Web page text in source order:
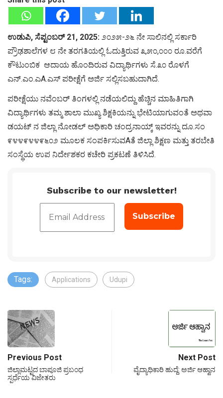
ಉಡುಪಿ, ಸೆಪ್ಟಂಬರ್ 21, 2025: ೨೦೨೫-೨೬ ನೇ ಸಾಲಿನಲ್ಲಿ ಸರ್ಕಾರಿ
ಪ್ರೌಢಶಾಲೆಗಳ ೮ ನೇ ತರಗತಿಯಲ್ಲಿ ಓದುತ್ತಿರುವ ೩,೫೦,೦೦೦ ರೂ.ವರೆಗೆ
ಕೌಟುಂಬಿಕ ಆದಾಯ ಹೊಂದಿರುವ ವಿದ್ಯಾರ್ಥಿಗಳು ಸೆ.೩೦ ರೊಳಗೆ
ಎನ್.ಎಂ.ಎA.ಎಸ್ ಪರೀಕ್ಷೆಗೆ ಅರ್ಜಿ ಸಲ್ಲಿಸಬಹುದಾಗಿದೆ.
ಪರೀಕ್ಷೆಯು ನವೆಂಬರ್ ತಿಂಗಳಲ್ಲಿ ನಡೆಯಲಿದ್ದು ಹೆಚ್ಚಿನ ಮಾಹಿತಿಗಾಗಿ
ವಿದ್ಯಾರ್ಥಿಗಳು ತಮ್ಮ ಶಾಲಾ ಮುಖ್ಯ ಶಿಕ್ಷಕಿಯನ್ನು ಭೇಟಿಯಾಗುವಂತೆ ಅಥವಾ
ಡಯಟ್ ನ ಜಿಲ್ಲಾ ನೋಡಲ್ ಅಧಿಕಾರಿ ಚಂದ್ರನಾಯ್ಕ್ ಇವರನ್ನು ದೂ.ಸಂ
೯೪೪೯೪೪೯೬೦೨ ಮೂಲಕ ಸಂಪರ್ಕಿಸುವAತೆ ಜಿಲ್ಲಾ ಶಿಕ್ಷಣ ಮತ್ತು ತರಬೇತಿ
ಸಂಸ್ಥೆಯ ಉಪ ನಿರ್ದೇಶಕರ ಕಚೇರಿ ಪ್ರಕಟಣೆ ತಿಳಿಸಿದೆ.
Subscribe to our newsletter!
Tags: Applications Udupi
Previous Post
ಜಿಲ್ಲಾಮಟ್ಟದ ಬಾಪೂಜಿ ಪ್ರಬಂಧ
ಸ್ಪರ್ಧೆಯ ವಿಜೇತರು
Next Post
ವೈದ್ಯಾಧಿಕಾರಿ ಹುದ್ದೆ: ಅರ್ಜಿ ಆಹ್ವಾನ